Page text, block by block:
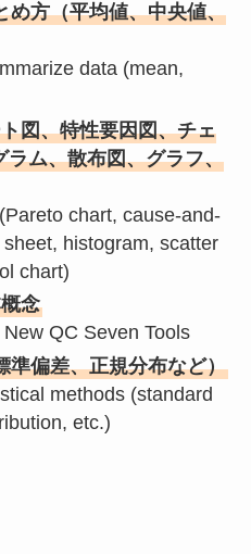
め方（平均値、中央値、
data (mean,
図、特性要因図、チェ
ラム、散布図、グラフ、
chart, cause-and-
histogram, scatter
chart)
念
QC Seven Tools
準偏差、正規分布など）
methods (standard
etc.)